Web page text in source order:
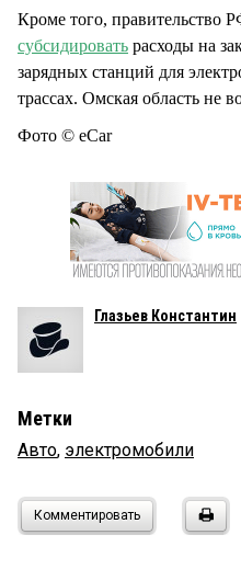
Кроме того, правительство
субсидировать расходы на
зарядных станций для
трассах. Омская область не
Фото © eCar
Глазьев Константин
Метки
Авто, электромобили
Комментировать